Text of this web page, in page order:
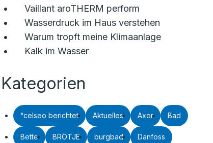
Vaillant aroTHERM perform
Wasserdruck im Haus verstehen
Warum tropft meine Klimaanlage
Kalk im Wasser
Kategorien
°celseo berichtet Aktuelles Axor Bad
Bette BRÖTJE burgbad Danfoss